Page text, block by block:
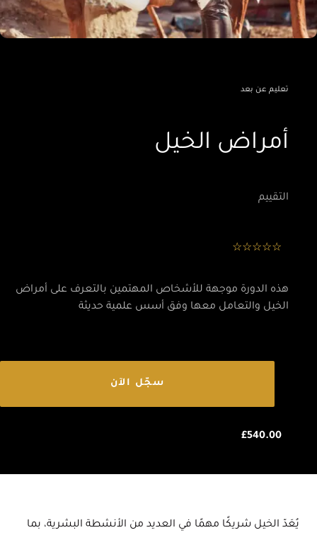
تعليم عن بعد
أمراض الخيل
التقييم
هذه الدورة موجهة للأشخاص المهتمين بالتعرف على أمراض
الخيل والتعامل معها وفق أسس علمية حديثة
سجّل الآن
£540.00
يُعَدّ الخيل شريكًا مهمًا في العديد من الأنشطة البشرية، بما